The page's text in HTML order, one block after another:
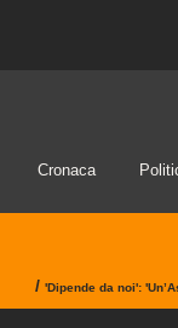
Cronaca
/ 'Dipende da noi':